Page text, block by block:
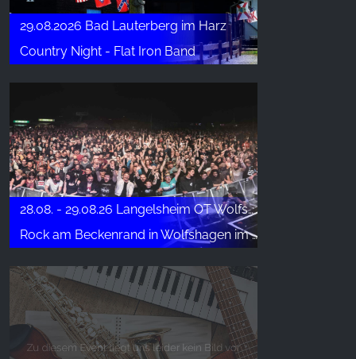
29.08.2026 Bad Lauterberg im Harz
Country Night - Flat Iron Band
28.08. - 29.08.26 Langelsheim OT Wolfshagen
Rock am Beckenrand in Wolfshagen im Harz